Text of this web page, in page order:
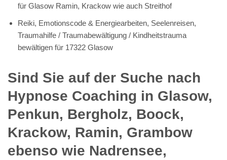
für Glasow Ramin, Krackow wie auch Streithof
Reiki, Emotionscode & Energiearbeiten, Seelenreisen,
Traumahilfe / Traumabewältigung / Kindheitstrauma
bewältigen für 17322 Glasow
Sind Sie auf der Suche nach
Hypnose Coaching in Glasow,
Penkun, Bergholz, Boock,
Krackow, Ramin, Grambow
ebenso wie Nadrensee,